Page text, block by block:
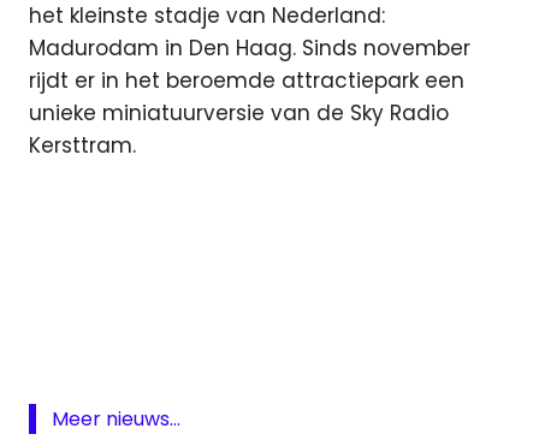
het kleinste stadje van Nederland:
Madurodam in Den Haag. Sinds november
rijdt er in het beroemde attractiepark een
unieke miniatuurversie van de Sky Radio
Kersttram.
RET
Meer nieuws...